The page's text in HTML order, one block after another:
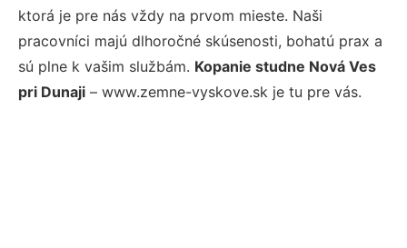
ktorá je pre nás vždy na prvom mieste. Naši
pracovníci majú dlhoročné skúsenosti, bohatú prax a
sú plne k vašim službám. Kopanie studne Nová Ves
pri Dunaji – www.zemne-vyskove.sk je tu pre vás.